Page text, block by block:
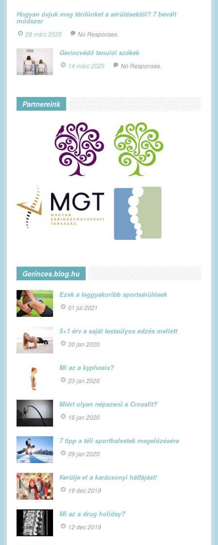
Hogyan óvjuk meg térdünket a sérülésektől? 7 bevált
módszer
28 márc 2025 No Responses.
Gerincvédő tanulói székek
14 márc 2025 No Responses.
Partnereink
Gerinces.blog.hu
Ezek a leggyakoribb sportsérülések
01 júl 2021
5+1 érv a saját testsúlyos edzés mellett
30 jan 2020
Mi az a kyphosis?
23 jan 2020
Miért olyan népszerű a Crossfit?
16 jan 2020
7 tipp a téli sportbalestek megelőzésére
09 jan 2020
Kerülje el a karácsonyi hátfájást!
19 dec 2019
Mi az a drug holiday?
12 dec 2019